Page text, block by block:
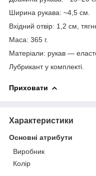
Ширина рукава: ~4,5 см.
Вхідний отвір: 1,2 см,
Маса: 365 г.
Матеріали: рукав —
Лубрикант у комплекті.
Приховати
Характеристики
Основні атрибути
Виробник
Колір